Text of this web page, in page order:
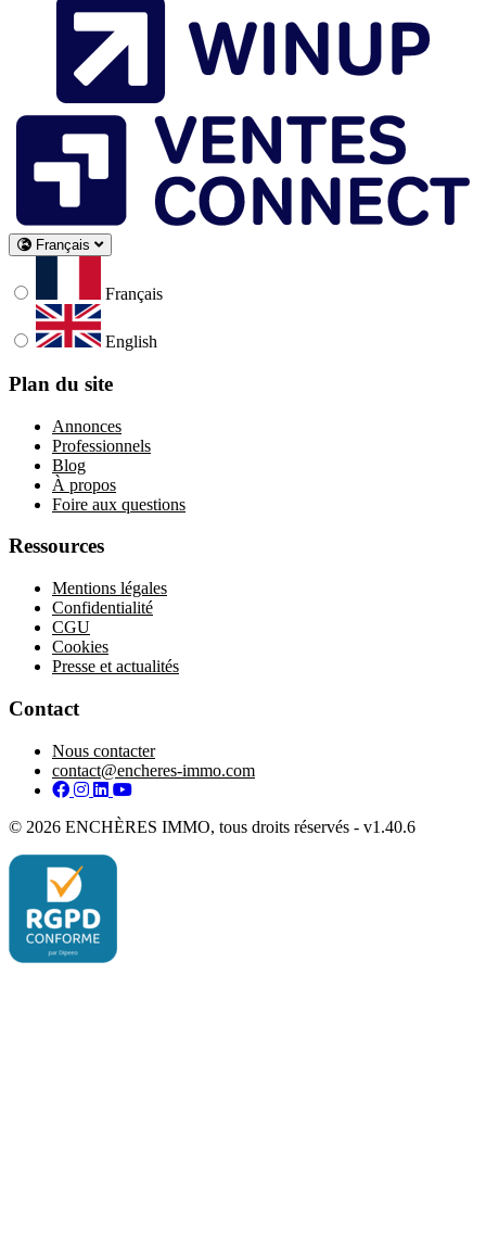
Français
Français
English
Plan du site
Annonces
Professionnels
Blog
À propos
Foire aux questions
Ressources
Mentions légales
Confidentialité
CGU
Cookies
Presse et actualités
Contact
Nous contacter
contact@encheres-immo.com
Facebook
Instagram
LinkedIn
YouTube
© 2026 ENCHÈRES IMMO, tous droits réservés - v1.40.6